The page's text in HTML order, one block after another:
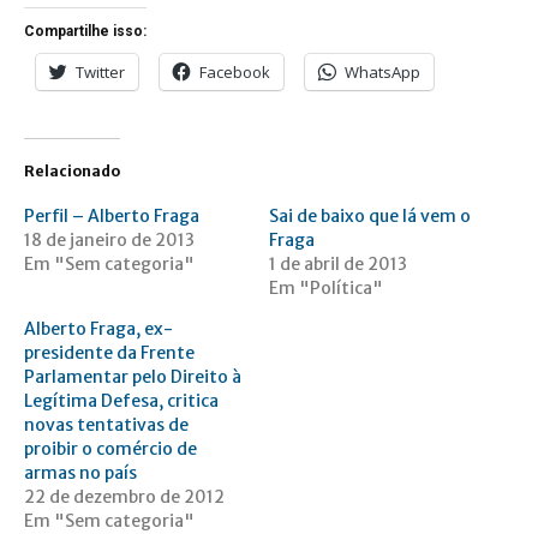
Compartilhe isso:
Twitter Facebook WhatsApp
Relacionado
Perfil – Alberto Fraga
18 de janeiro de 2013
Em "Sem categoria"
Sai de baixo que lá vem o
Fraga
1 de abril de 2013
Em "Política"
Alberto Fraga, ex-
presidente da Frente
Parlamentar pelo Direito à
Legítima Defesa, critica
novas tentativas de
proibir o comércio de
armas no país
22 de dezembro de 2012
Em "Sem categoria"